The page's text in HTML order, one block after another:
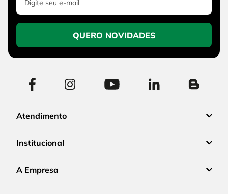
QUERO NOVIDADES
Atendimento
Institucional
A Empresa